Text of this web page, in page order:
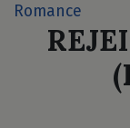
Romance